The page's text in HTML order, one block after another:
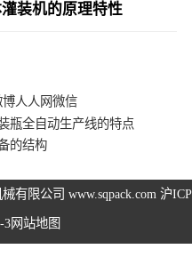
装机的原理特性
博人人网微信
瓶全自动生产线的特点
的结构
有限公司 www.sqpack.com 沪ICP
3网站地图